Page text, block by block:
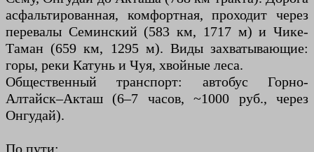
асфальтированная, комфортная, проходит через
перевалы Семинский (583 км, 1717 м) и Чике-
Таман (659 км, 1295 м). Виды захватывающие:
горы, реки Катунь и Чуя, хвойные леса.
Общественный транспорт: автобус Горно-
Алтайск–Акташ (6–7 часов, ~1000 руб., через
Онгудай).
По пути: